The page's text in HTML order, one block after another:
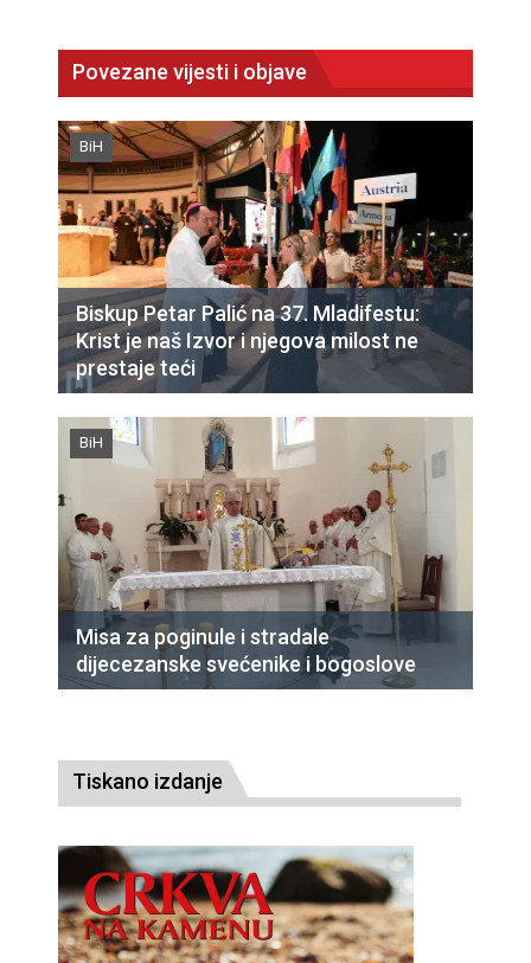
Povezane vijesti i objave
BiH
Biskup Petar Palić na 37. Mladifestu:
Krist je naš Izvor i njegova milost ne
prestaje teći
BiH
Misa za poginule i stradale
dijecezanske svećenike i bogoslove
Tiskano izdanje